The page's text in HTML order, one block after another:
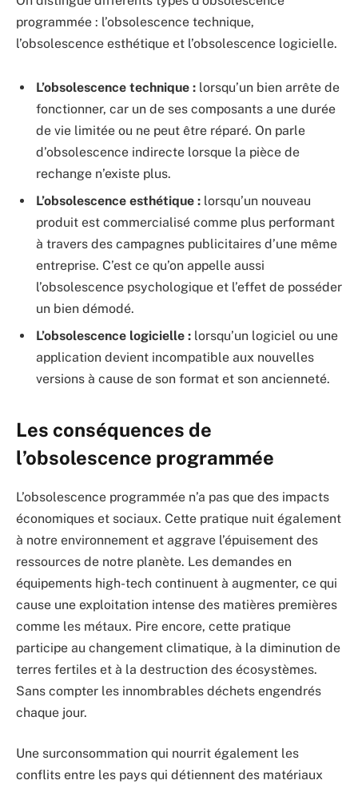
programmée : l’obsolescence technique,
l’obsolescence esthétique et l’obsolescence logicielle.
L’obsolescence technique : lorsqu’un bien arrête de
fonctionner, car un de ses composants a une durée
de vie limitée ou ne peut être réparé. On parle
d’obsolescence indirecte lorsque la pièce de
rechange n’existe plus.
L’obsolescence esthétique : lorsqu’un nouveau
produit est commercialisé comme plus performant
à travers des campagnes publicitaires d’une même
entreprise. C’est ce qu’on appelle aussi
l’obsolescence psychologique et l’effet de posséder
un bien démodé.
L’obsolescence logicielle : lorsqu’un logiciel ou une
application devient incompatible aux nouvelles
versions à cause de son format et son ancienneté.
Les conséquences de
l’obsolescence programmée
L’obsolescence programmée n’a pas que des impacts
économiques et sociaux. Cette pratique nuit également
à notre environnement et aggrave l’épuisement des
ressources de notre planète. Les demandes en
équipements high-tech continuent à augmenter, ce qui
cause une exploitation intense des matières premières
comme les métaux. Pire encore, cette pratique
participe au changement climatique, à la diminution de
terres fertiles et à la destruction des écosystèmes.
Sans compter les innombrables déchets engendrés
chaque jour.
Une surconsommation qui nourrit également les
conflits entre les pays qui détiennent des matériaux